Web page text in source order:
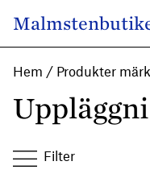
Main Navigation
Hem / Produkter
Filter